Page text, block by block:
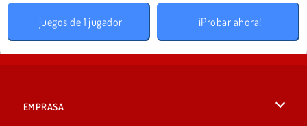
juegos de 1 jugador ¡Probar ahora!
EMPRASA